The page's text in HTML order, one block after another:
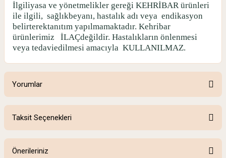
İlgiliyasa ve yönetmelikler gereği KEHRİBAR ürünleri
ile ilgili, sağlıkbeyanı, hastalık adı veya endikasyon
belirterektanıtım yapılmamaktadır. Kehribar
ürünlerimiz
İLAÇdeğildir. Hastalıkların önlenmesi
veya tedaviedilmesi amacıyla KULLANILMAZ.
Yorumlar
Bu ürüne ilk yorumu siz yapın!
Taksit Seçenekleri
Önerileriniz